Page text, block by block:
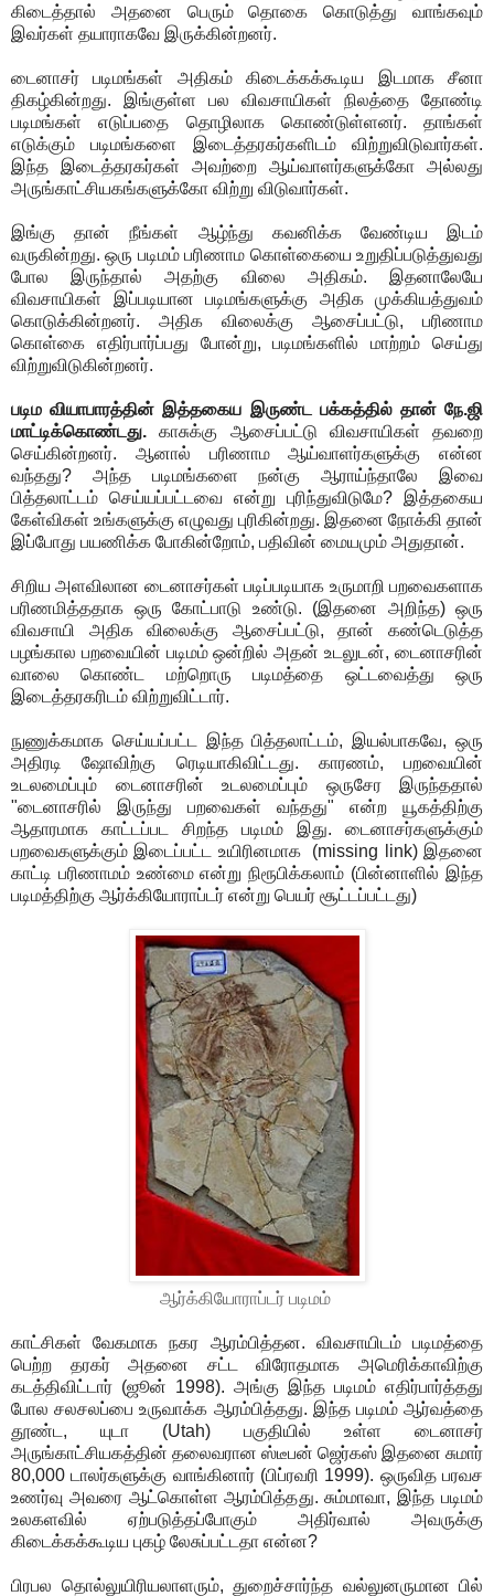
கிடைத்தால் அதனை பெரும் தொகை கொடுத்து வாங்கவும்
இவர்கள் தயாராகவே இருக்கின்றனர்.
டைனாசர் படிமங்கள் அதிகம் கிடைக்கக்கூடிய இடமாக சீனா
திகழ்கின்றது. இங்குள்ள பல விவசாயிகள் நிலத்தை தோண்டி
படிமங்கள் எடுப்பதை தொழிலாக கொண்டுள்ளனர். தாங்கள்
எடுக்கும் படிமங்களை இடைத்தரகர்களிடம் விற்றுவிடுவார்கள்.
இந்த இடைத்தரகர்கள் அவற்றை ஆய்வாளர்களுக்கோ அல்லது
அருங்காட்சியகங்களுக்கோ விற்று விடுவார்கள்.
இங்கு தான் நீங்கள் ஆழ்ந்து கவனிக்க வேண்டிய இடம்
வருகின்றது. ஒரு படிமம் பரிணாம கொள்கையை உறுதிப்படுத்துவது
போல இருந்தால் அதற்கு விலை அதிகம். இதனாலேயே
விவசாயிகள் இப்படியான படிமங்களுக்கு அதிக முக்கியத்துவம்
கொடுக்கின்றனர். அதிக விலைக்கு ஆசைப்பட்டு, பரிணாம
கொள்கை எதிர்பார்ப்பது போன்று, படிமங்களில் மாற்றம் செய்து
விற்றுவிடுகின்றனர்.
படிம வியாபாரத்தின் இத்தகைய இருண்ட பக்கத்தில் தான் நே.ஜி
மாட்டிக்கொண்டது.காசுக்கு ஆசைப்பட்டு விவசாயிகள் தவறை
செய்கின்றனர். ஆனால் பரிணாம ஆய்வாளர்களுக்கு என்ன
வந்தது? அந்த படிமங்களை நன்கு ஆராய்ந்தாலே இவை
பித்தலாட்டம் செய்யப்பட்டவை என்று புரிந்துவிடுமே? இத்தகைய
கேள்விகள் உங்களுக்கு எழுவது புரிகின்றது. இதனை நோக்கி தான்
இப்போது பயணிக்க போகின்றோம், பதிவின் மையமும் அதுதான்.
சிறிய அளவிலான டைனாசர்கள் படிப்படியாக உருமாறி பறவைகளாக
பரிணமித்ததாக ஒரு கோட்பாடு உண்டு. (இதனை அறிந்த) ஒரு
விவசாயி அதிக விலைக்கு ஆசைப்பட்டு, தான் கண்டெடுத்த
பழங்கால பறவையின் படிமம் ஒன்றில் அதன் உடலுடன், டைனாசரின்
வாலை கொண்ட மற்றொரு படிமத்தை ஒட்டவைத்து ஒரு
இடைத்தரகரிடம் விற்றுவிட்டார்.
நுணுக்கமாக செய்யப்பட்ட இந்த பித்தலாட்டம், இயல்பாகவே, ஒரு
அதிரடி ஷோவிற்கு ரெடியாகிவிட்டது. காரணம், பறவையின்
உடலமைப்பும் டைனாசரின் உடலமைப்பும் ஒருசேர இருந்ததால்
"டைனாசரில் இருந்து பறவைகள் வந்தது" என்ற யூகத்திற்கு
ஆதாரமாக காட்டப்பட சிறந்த படிமம் இது. டைனாசர்களுக்கும்
பறவைகளுக்கும் இடைப்பட்ட உயிரினமாக (missing link) இதனை
காட்டி பரிணாமம் உண்மை என்று நிரூபிக்கலாம் (பின்னாளில் இந்த
படிமத்திற்கு ஆர்க்கியோராப்டர் என்று பெயர் சூட்டப்பட்டது)
ஆர்க்கியோராப்டர் படிமம்
காட்சிகள் வேகமாக நகர ஆரம்பித்தன. விவசாயிடம் படிமத்தை
பெற்ற தரகர் அதனை சட்ட விரோதமாக அமெரிக்காவிற்கு
கடத்திவிட்டார் (ஜூன் 1998). அங்கு இந்த படிமம் எதிர்பார்த்தது
போல சலசலப்பை உருவாக்க ஆரம்பித்தது. இந்த படிமம் ஆர்வத்தை
தூண்ட, யுடா (Utah) பகுதியில் உள்ள டைனாசர்
அருங்காட்சியகத்தின் தலைவரான ஸ்டீபன் ஜெர்கஸ் இதனை சுமார்
80,000 டாலர்களுக்கு வாங்கினார் (பிப்ரவரி 1999). ஒருவித பரவச
உணர்வு அவரை ஆட்கொள்ள ஆரம்பித்தது. சும்மாவா, இந்த படிமம்
உலகளவில் ஏற்படுத்தப்போகும் அதிர்வால் அவருக்கு
கிடைக்கக்கூடிய புகழ் லேசுப்பட்டதா என்ன?
பிரபல தொல்லுயிரியலாளரும், துறைச்சார்ந்த வல்லுனருமான பில்